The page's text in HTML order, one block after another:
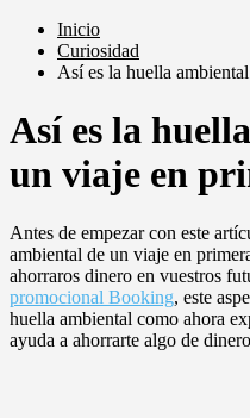
Inicio
Curiosidad
Así es la huella
Así es la
un viaje en
Antes de empezar con este
ambiental de un viaje en
ahorraros dinero en vuestros
promocional Booking, este
huella ambiental como ahora
ayuda a ahorrarte algo de